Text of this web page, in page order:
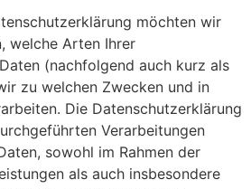
möchten wir
welche Arten Ihrer
(nachfolgend auch kurz als
zu welchen Zwecken und in
Die Datenschutzerklärung
Verarbeitungen
sowohl im Rahmen der
als auch insbesondere